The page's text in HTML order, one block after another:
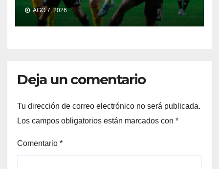
AGO 7, 2026
Deja un comentario
Tu dirección de correo electrónico no será publicada.
Los campos obligatorios están marcados con *
Comentario *